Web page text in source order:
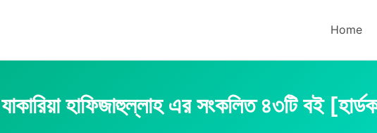
Home
হাফিজাহুল্লাহ এর সংকলিত ৪৩টি বই